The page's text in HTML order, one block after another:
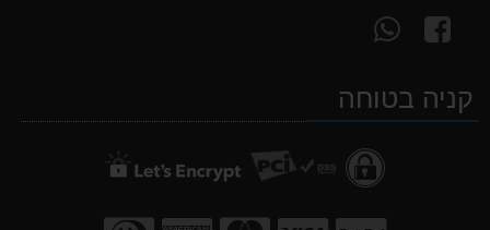
עקוב
אחרינו
facebook
WhatsAppקניה בטוחה